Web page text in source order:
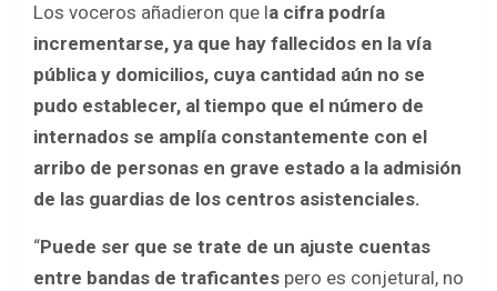
Los voceros añadieron que la cifra podría
incrementarse, ya que hay fallecidos en la vía
pública y domicilios, cuya cantidad aún no se
pudo establecer, al tiempo que el número de
internados se amplía constantemente con el
arribo de personas en grave estado a la admisión
de las guardias de los centros asistenciales.
“Puede ser que se trate de un ajuste cuentas
entre bandas de traficantes pero es conjetural, no